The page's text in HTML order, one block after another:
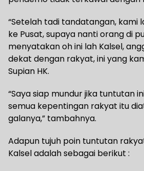
“Setelah tadi tandatangan, kami
ke Pusat, supaya nanti orang di
menyatakan oh ini lah Kalsel,
dekat dengan rakyat, ini yang
Supian HK.
“Saya siap mundur jika tuntutan
semua kepentingan rakyat itu
galanya,” tambahnya.
Adapun tujuh poin tuntutan
Kalsel adalah sebagai berikut :